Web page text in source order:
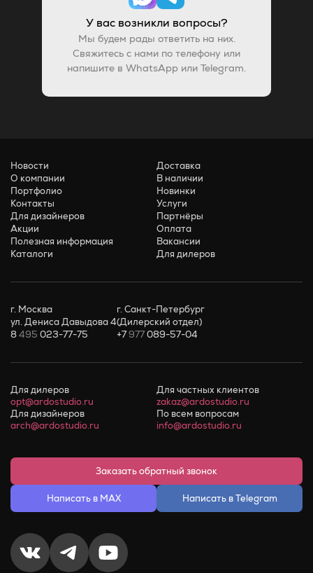
У вас возникли вопросы?
Мы будем рады ответить на них.
Свяжитесь с нами по телефону или
напишите в WhatsApp или Telegram.
Новости
О компании
Портфолио
Контакты
Для дизайнеров
Акции
Полезная информация
Каталоги
Доставка
В наличии
Новинки
Услуги
Партнёры
Оплата
Вакансии
Для дилеров
г. Москва
ул. Дениса Давыдова 4
8495 023-77-75
г. Санкт-Петербург
(Дилерский отдел)
+7977089-57-04
Для дилеров
opt@ardostudio.ru
Для частных клиентов
zakaz@ardostudio.ru
Для дизайнеров
arch@ardostudio.ru
По всем вопросам
info@ardostudio.ru
Заказать обратный звонок
Написать в MAX Написать в Telegram